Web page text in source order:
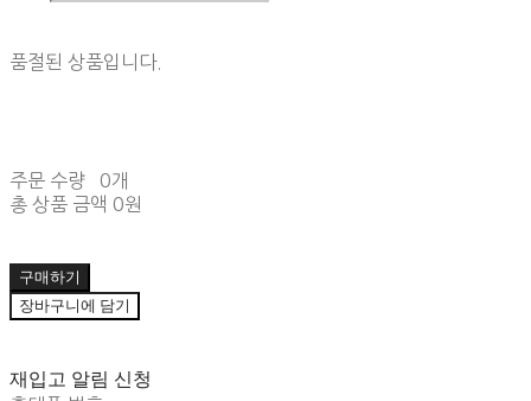
품절된 상품입니다.
주문 수량
0개
총 상품 금액 0원
구매하기
장바구니에 담기
재입고 알림 신청